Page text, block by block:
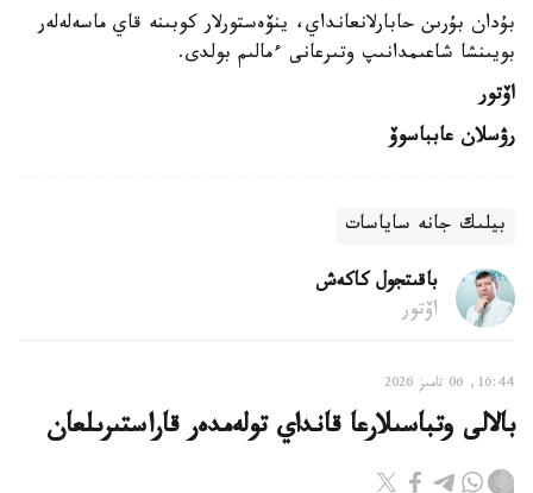
بۇدان بۇرىن حابارلانعانداي، ينۆەستورلار كوبىنە قاي ماسەلەلەر
بويىنشا شاعىمدانىپ وتىرعانى ءمالىم بولدى.
اۆتور
رۋسلان عابباسوۆ
بيلىك جانە ساياسات
باقىتجول كاكەش
اۆتور
16:44, 06 تامىز 2026
بالالى وتباسىلارعا قانداي تولەمدەر قاراستىرىلعان